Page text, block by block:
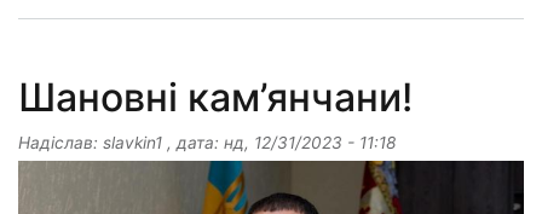
Шановні кам’янчани!
Надіслав: slavkin1 , дата: нд, 12/31/2023 - 11:18